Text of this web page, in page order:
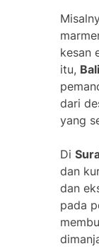
kesan
itu,
dari
yang
Di
dan
dan
pada